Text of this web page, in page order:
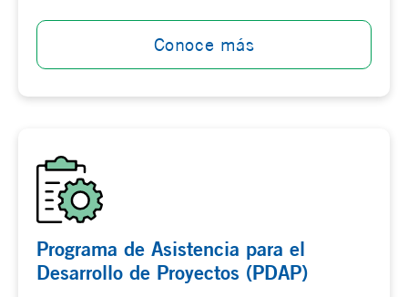
Conoce más
Programa de Asistencia para el
Desarrollo de Proyectos (PDAP)